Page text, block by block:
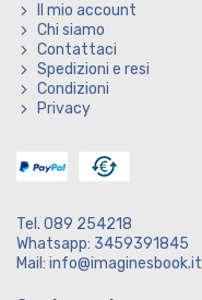
Il mio account
Chi siamo
Contattaci
Spedizioni e resi
Condizioni
Privacy
Tel. 089 254218
Whatsapp: 3459391845
Mail: info@imaginesbook.it